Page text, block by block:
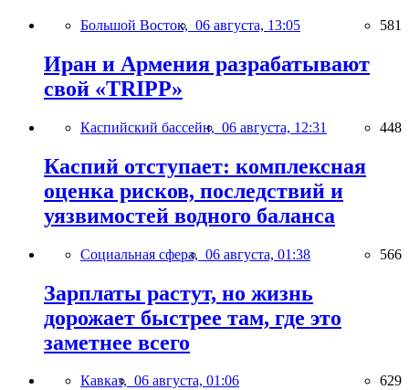
Большой Восток, 06 августа, 13:05 581
Иран и Армения разрабатывают
свой «TRIPP»
Каспийский бассейн, 06 августа, 12:31 448
Каспий отступает: комплексная
оценка рисков, последствий и
уязвимостей водного баланса
Социальная сфера, 06 августа, 01:38 566
Зарплаты растут, но жизнь
дорожает быстрее там, где это
заметнее всего
Кавказ, 06 августа, 01:06 629